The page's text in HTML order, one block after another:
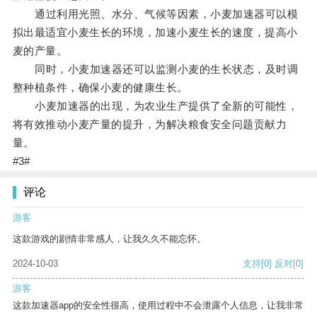
通过利用光照、水分、气候等因素，小麦加速器可以模
拟出最适宜小麦生长的环境，加速小麦生长的速度，提高小
麦的产量。
同时，小麦加速器还可以监测小麦的生长状态，及时调
整种植条件，确保小麦的健康生长。
小麦加速器的出现，为农业生产提供了全新的可能性，
将有效推动小麦产量的提升，为解决粮食安全问题贡献力
量。
#3#
评论
游客
这款游戏的剧情非常感人，让我久久不能忘怀。
2024-10-03 支持[0] 反对[0]
游客
这款加速器app的安全性很高，使用过程中不会泄露个人信息，让我非常